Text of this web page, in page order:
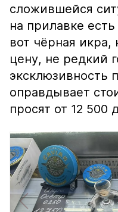
сложившейся
на прилавке
вот чёрная
цену, не редкий
эксклюзивность
оправдывает
просят от 12 500